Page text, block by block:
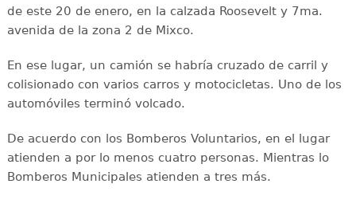
de este 20 de enero, en la calzada Roosevelt y 7ma.
avenida de la zona 2 de Mixco.
En ese lugar, un camión se habría cruzado de carril y
colisionado con varios carros y motocicletas. Uno de los
automóviles terminó volcado.
De acuerdo con los Bomberos Voluntarios, en el lugar
atienden a por lo menos cuatro personas. Mientras lo
Bomberos Municipales atienden a tres más.